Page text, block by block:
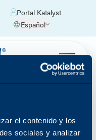
el contenido y los
sociales y analizar
Portal Katalyst
Español
Katun
de las oficinas
autorizados
su región y país.